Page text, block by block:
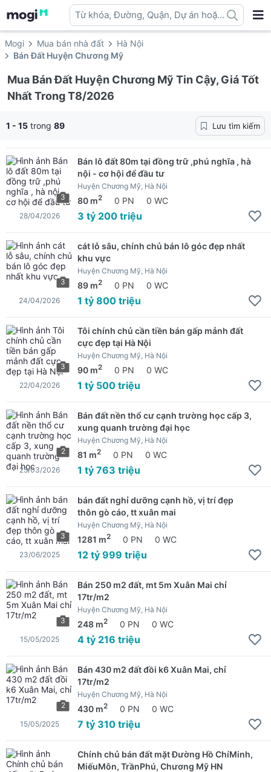
Từ khóa, Đường, Quận, Dự án hoặc
địa danh ...
Mogi Mua bán nhà đất
Hà Nội
Bán Đất Huyện Chương Mỹ
Mua Bán Đất Huyện Chương Mỹ Tin Cậy, Giá Tốt
Nhất Trong T8/2026
1 - 15 trong 89 Lưu tìm kiếm
3
Bán lô đất 80m tại đồng trữ ,phú nghĩa , hà
nội - cơ hội để đầu tư
Huyện Chương Mỹ, Hà Nội
80 m2 0 PN 0 WC
3 tỷ 200 triệu
28/04/2026
3
cát lỗ sâu, chính chủ bán lô góc đẹp nhất
khu vực
Huyện Chương Mỹ, Hà Nội
89 m2 0 PN 0 WC
1 tỷ 800 triệu
24/04/2026
3
Tôi chính chủ cần tiền bán gấp mảnh đất
cực đẹp tại Hà Nội
Huyện Chương Mỹ, Hà Nội
90 m2 0 PN 0 WC
1 tỷ 500 triệu
22/04/2026
2
Bán đất nền thổ cư cạnh trường học cấp 3,
xung quanh trường đại học
Huyện Chương Mỹ, Hà Nội
81 m2 0 PN 0 WC
1 tỷ 763 triệu
25/03/2026
3
bán đất nghỉ dưỡng cạnh hồ, vị trí đẹp
thôn gò cáo, tt xuân mai
Huyện Chương Mỹ, Hà Nội
1281 m2 0 PN 0 WC
12 tỷ 999 triệu
23/06/2025
3
Bán 250 m2 đất, mt 5m Xuân Mai chỉ
17tr/m2
Huyện Chương Mỹ, Hà Nội
248 m2 0 PN 0 WC
4 tỷ 216 triệu
15/05/2025
2
Bán 430 m2 đất đồi k6 Xuân Mai, chỉ
17tr/m2
Huyện Chương Mỹ, Hà Nội
430 m2 0 PN 0 WC
7 tỷ 310 triệu
15/05/2025
Chính chủ bán đất mặt Đường Hồ ChíMinh,
MiếuMôn, TrầnPhú, Chương Mỹ HN